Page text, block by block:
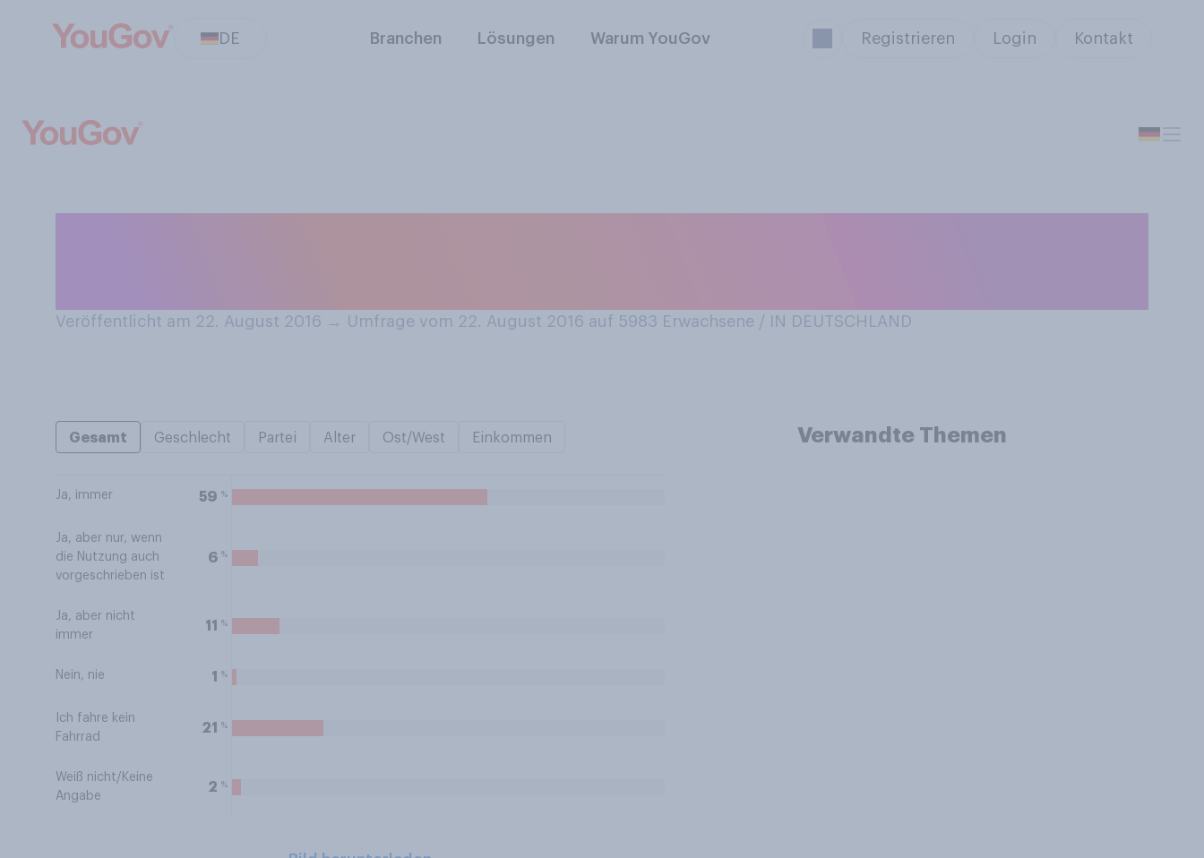
DE Branchen Lösungen Warum YouGov Registrieren Login Kontakt
Veröffentlicht am 22. August 2016 → Umfrage vom 22. August 2016 auf 5983 Erwachsene / IN DEUTSCHLAND
Gesamt Geschlecht Partei Alter Ost/West Einkommen
Ja, immer 59 %
Ja, aber nur, wenn
die Nutzung auch
vorgeschrieben ist
6 %
Ja, aber nicht
immer
11 %
Nein, nie 1 %
Ich fahre kein
Fahrrad
21 %
Weiß nicht/Keine
Angabe
2 %
Verwandte Themen